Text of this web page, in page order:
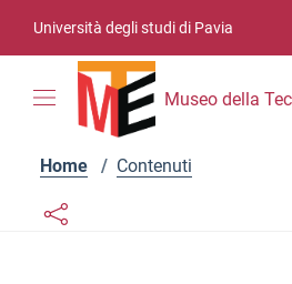
Università degli studi di Pavia
Museo della
Home / Contenuti
Links condivisione social
Bottone condivisione social